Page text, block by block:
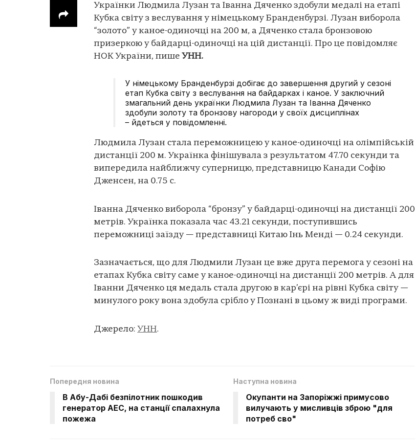
Українки Людмила Лузан та Іванна Дяченко здобули медалі на етапі
Кубка світу з веслування у німецькому Бранденбурзі. Лузан виборола
“золото” у каное-одиночці на 200 м, а Дяченко стала бронзовою
призеркою у байдарці-одиночці на цій дистанції. Про це повідомляє
НОК України, пише УНН.
У німецькому Бранденбурзі добігає до завершення другий у сезоні
етап Кубка світу з веслування на байдарках і каное. У заключний
змагальний день українки Людмила Лузан та Іванна Дяченко
здобули золоту та бронзову нагороди у своїх дисциплінах
– йдеться у повідомленні.
Людмила Лузан стала переможницею у каное-одиночці на олімпійській
дистанції 200 м. Українка фінішувала з результатом 47.70 секунди та
випередила найближчу суперницю, представницю Канади Софію
Дженсен, на 0.75 с.
Іванна Дяченко виборола “бронзу” у байдарці-одиночці на дистанції 200
метрів. Українка показала час 43.21 секунди, поступившись
переможниці заїзду — представниці Китаю Інь Менді — 0.24 секунди.
Зазначається, що для Людмили Лузан це вже друга перемога у сезоні на
етапах Кубка світу саме у каное-одиночці на дистанції 200 метрів. А для
Іванни Дяченко ця медаль стала другою в кар’єрі на рівні Кубка світу —
минулого року вона здобула срібло у Познані в цьому ж виді програми.
Джерело: УНН.
Попередня новина
В Абу-Дабі безпілотник пошкодив
генератор АЕС, на станції спалахнула
пожежа
Наступна новина
Окупанти на Запоріжжі примусово
вилучають у мисливців зброю "для
потреб сво"